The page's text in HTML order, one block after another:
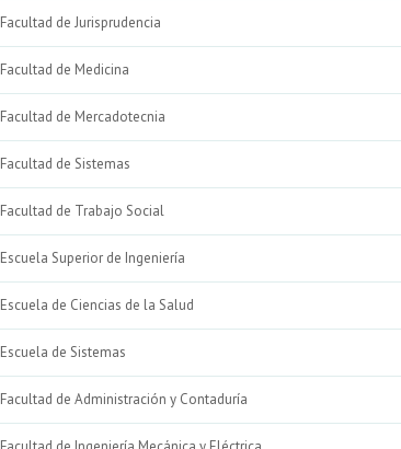
Facultad de Jurisprudencia
Facultad de Medicina
Facultad de Mercadotecnia
Facultad de Sistemas
Facultad de Trabajo Social
Escuela Superior de Ingeniería
Escuela de Ciencias de la Salud
Escuela de Sistemas
Facultad de Administración y Contaduría